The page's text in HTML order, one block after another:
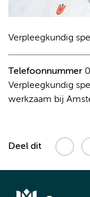
Verpleegkundig
Telefoonnummer
Verpleegkundig
werkzaam bij
Deel dit